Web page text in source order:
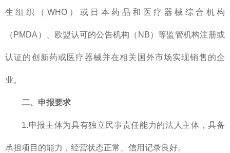
生组织（WHO）或日本药品和医疗器械综合机构
（PMDA）、欧盟认可的公告机构（NB）等监管机构注册或
认证的创新药或医疗器械并在相关国外市场实现销售的企
业。
二、申报要求
1.申报主体为具有独立民事责任能力的法人主体，具备
承担项目的能力，经营状态正常、信用记录良好。